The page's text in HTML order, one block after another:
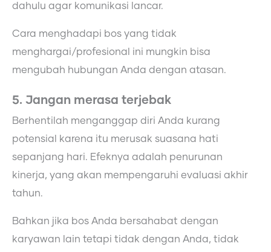
dahulu agar komunikasi lancar.
Cara menghadapi bos yang tidak
menghargai/profesional ini mungkin bisa
mengubah hubungan Anda dengan atasan.
5. Jangan merasa terjebak
Berhentilah menganggap diri Anda kurang
potensial karena itu merusak suasana hati
sepanjang hari. Efeknya adalah penurunan
kinerja, yang akan mempengaruhi evaluasi akhir
tahun.
Bahkan jika bos Anda bersahabat dengan
karyawan lain tetapi tidak dengan Anda, tidak